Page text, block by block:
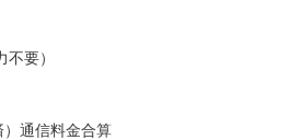
場，平泉の黄金文化を支えたとも伝
スポットも魅力です。 また，鮮度抜
ンや地元特産の野菜など，美食の街
な被害を
不要）
）通信料金合算